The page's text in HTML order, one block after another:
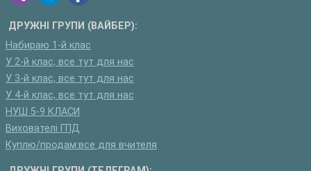
ДРУЖНІ ГРУПИ (ВАЙБЕР):
Набираю 1-й клас
У 2-й клас, все тут для нас
У 3-й клас, все тут для нас
У 4-й клас, все тут для нас
НУШ 5-9 КЛАСИ
Вихователі ГПД
Куплю/продам:все для вчителя